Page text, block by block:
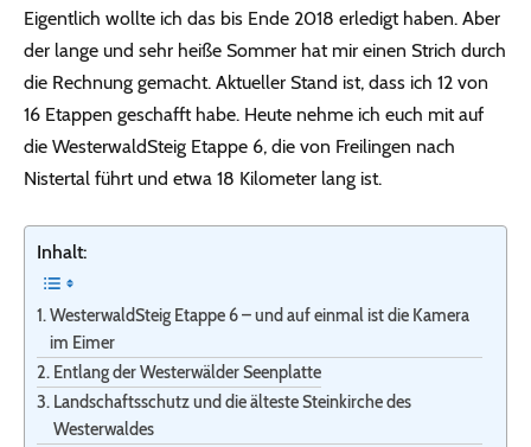
Eigentlich wollte ich das bis Ende 2018 erledigt haben. Aber
der lange und sehr heiße Sommer hat mir einen Strich durch
die Rechnung gemacht. Aktueller Stand ist, dass ich 12 von
16 Etappen geschafft habe. Heute nehme ich euch mit auf
die WesterwaldSteig Etappe 6, die von Freilingen nach
Nistertal führt und etwa 18 Kilometer lang ist.
Inhalt:
WesterwaldSteig Etappe 6 – und auf einmal ist die Kamera
im Eimer
Entlang der Westerwälder Seenplatte
Landschaftsschutz und die älteste Steinkirche des
Westerwaldes